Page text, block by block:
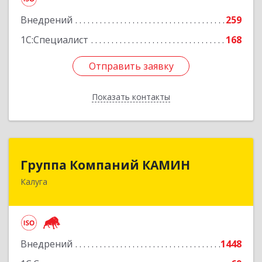
Внедрений
259
1С:Специалист
168
Отправить заявку
Показать контакты
Отправить заявку
Назад
Группа Компаний КАМИН
Калуга
Внедрений
1448
Группа Компаний КАМИН
248023, Калужская обл, Калуга г, Теренинский